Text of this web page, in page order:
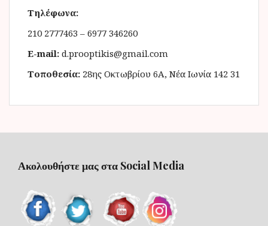
Τηλέφωνα:
210 2777463 – 6977 346260
E-mail: d.prooptikis@gmail.com
Τοποθεσία: 28ης Οκτωβρίου 6Α, Νέα Ιωνία 142 31
Ακολουθήστε μας στα Social Media